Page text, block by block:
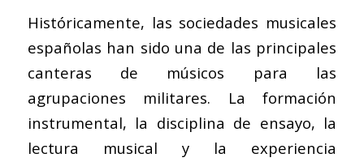
Históricamente, las sociedades musicales
españolas han sido una de las principales
canteras de músicos para las
agrupaciones militares. La formación
instrumental, la disciplina de ensayo, la
lectura musical y la experiencia